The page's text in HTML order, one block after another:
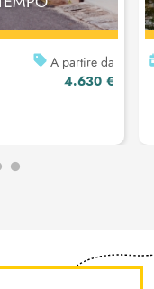
A partire da
4.630 €